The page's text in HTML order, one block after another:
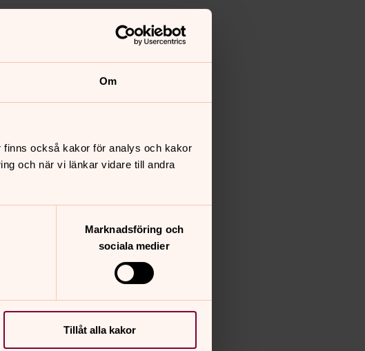
Om
också kakor för analys och kakor
och när vi länkar vidare till andra
Marknadsföring och
sociala medier
Tillåt alla kakor